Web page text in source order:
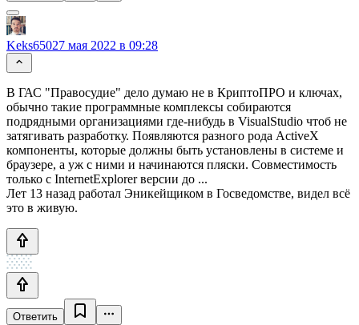
Keks65027 мая 2022 в 09:28
В ГАС "Правосудие" дело думаю не в КриптоПРО и ключах,
обычно такие программные комплексы собираются
подрядными организациями где-нибудь в VisualStudio чтоб не
затягивать разработку. Появляются разного рода ActiveX
компоненты, которые должны быть установлены в системе и
браузере, а уж с ними и начинаются пляски. Совместимость
только с InternetExplorer версии до ...
Лет 13 назад работал Эникейщиком в Госведомстве, видел всё
это в живую.
Ответить